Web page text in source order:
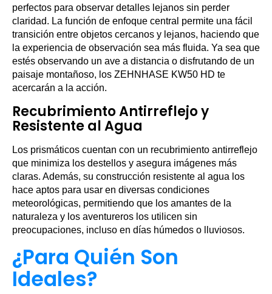
perfectos para observar detalles lejanos sin perder
claridad. La función de enfoque central permite una fácil
transición entre objetos cercanos y lejanos, haciendo que
la experiencia de observación sea más fluida. Ya sea que
estés observando un ave a distancia o disfrutando de un
paisaje montañoso, los ZEHNHASE KW50 HD te
acercarán a la acción.
Recubrimiento Antirreflejo y
Resistente al Agua
Los prismáticos cuentan con un recubrimiento antirreflejo
que minimiza los destellos y asegura imágenes más
claras. Además, su construcción resistente al agua los
hace aptos para usar en diversas condiciones
meteorológicas, permitiendo que los amantes de la
naturaleza y los aventureros los utilicen sin
preocupaciones, incluso en días húmedos o lluviosos.
¿Para Quién Son
Ideales?